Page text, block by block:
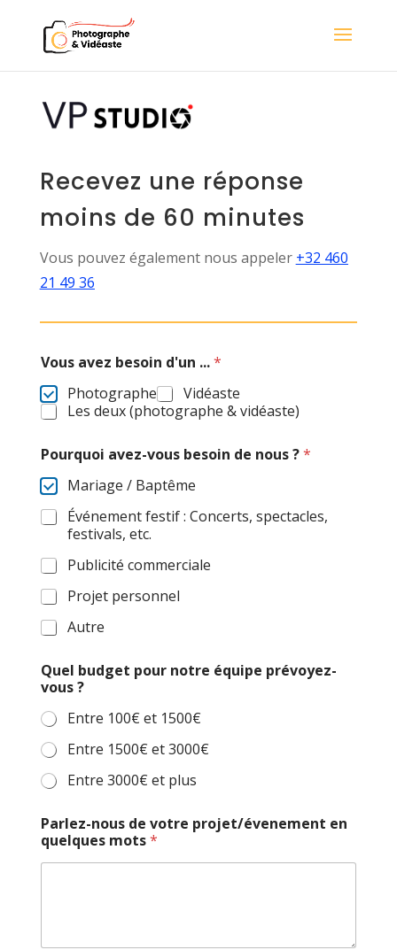
Recevez une réponse
moins de 60 minutes
Vous pouvez également nous appeler +32 460
21 49 36
Vous avez besoin d'un ...*
Photographe
Vidéaste
Les deux (photographe & vidéaste)
Pourquoi avez-vous besoin de nous ?*
Mariage / Baptême
Événement festif : Concerts, spectacles,
festivals, etc.
Publicité commerciale
Projet personnel
Autre
Quel budget pour notre équipe prévoyez-
vous ?
Entre 100€ et 1500€
Entre 1500€ et 3000€
Entre 3000€ et plus
Parlez-nous de votre projet/évenement en
quelques mots*